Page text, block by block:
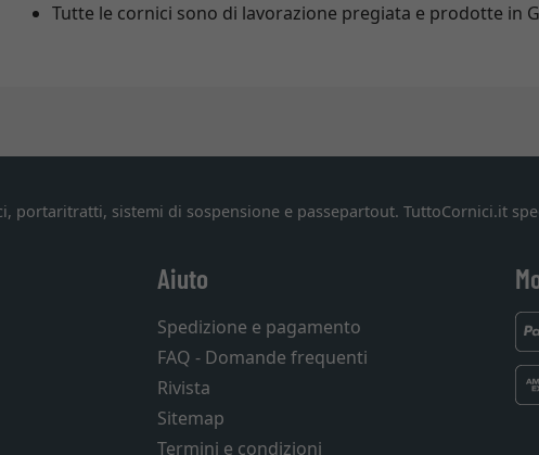
Tutte le cornici sono di lavorazione pregiata e prodotte in
portaritratti, sistemi di sospensione e passepartout. TuttoCornici.it
Aiuto
Spedizione e pagamento
FAQ - Domande frequenti
Rivista
Sitemap
Termini e condizioni